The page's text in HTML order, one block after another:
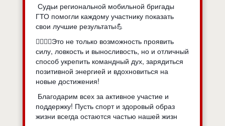
Судьи региональной мобильной бригады
ГТО помогли каждому участнику показать
свои лучшие результаты💪
🤸‍♂️🤸‍♀️Это не только возможность проявить
силу, ловкость и выносливость, но и отличный
способ укрепить командный дух, зарядиться
позитивной энергией и вдохновиться на
новые достижения!
Благодарим всех за активное участие и
поддержку! Пусть спорт и здоровый образ
жизни всегда остаются частью нашей жизн